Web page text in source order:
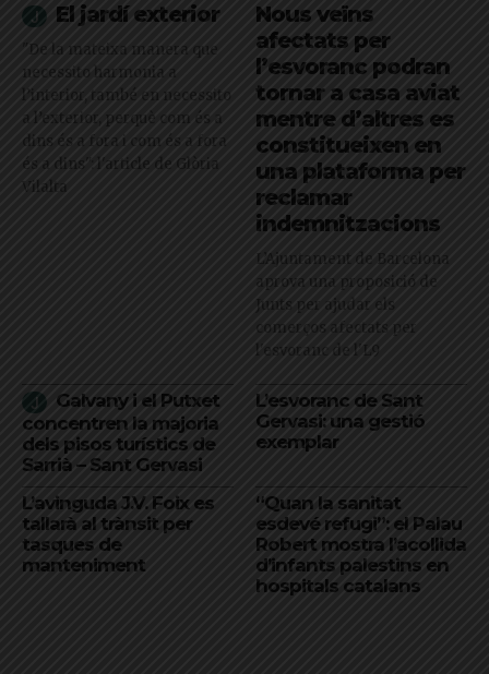
El jardí exterior
"De la mateixa manera que
necessito harmonia a
l’interior, també en necessito
a l’exterior, perquè com és a
dins és a fora i com és a fora
és a dins": l'article de Glòria
Vilalta
Nous veïns
afectats per
l’esvoranc podran
tornar a casa aviat
mentre d’altres es
constitueixen en
una plataforma per
reclamar
indemnitzacions
L’Ajuntament de Barcelona
aprova una proposició de
Junts per ajudar els
comerços afectats per
l'esvoranc de l'L9
Galvany i el Putxet
concentren la majoria
dels pisos turístics de
Sarrià – Sant Gervasi
L’esvoranc de Sant
Gervasi: una gestió
exemplar
L’avinguda J.V. Foix es
tallarà al trànsit per
tasques de
manteniment
“Quan la sanitat
esdevé refugi”: el Palau
Robert mostra l’acollida
d’infants palestins en
hospitals catalans